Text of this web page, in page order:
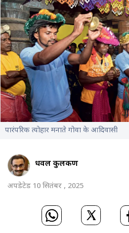
पारंपरिक त्योहार मनाते गोवा के आदिवासी
धवल कुलकर्णी
अपडेटेड 10 सितंबर , 2025